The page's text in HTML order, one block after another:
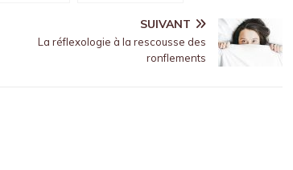
leur
pour les femmes :
Guide DIY pour
festivals
SUIVANT
La réflexologie à la rescousse des
ronflements